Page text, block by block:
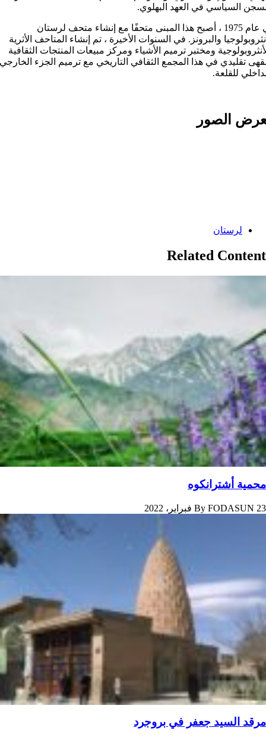
السياسي في العهد البهلوي.
في عام 1975 ، أصبح هذا المبنى متحفًا مع إنشاء متحف لرستان
والبرونز. في السنوات الأخيرة ، تم إنشاء المتاحف الأثرية
ومختبر ترميم الأشياء ومركز مبيعات المنتجات الثقافية
تقليدي في هذا المجمع الثقافي التاريخي مع ترميم الجزء الخارجي
للقلعة.
الصور
Categories:
لرستان
Related Content
محمية أشترانكوه
By FODASUN 23 فبراير، 2022
مرقد السيد جعفر في بروجرد